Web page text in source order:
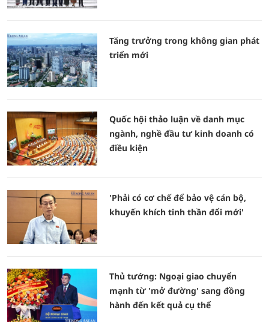
Tăng trưởng trong không gian phát
triển mới
Quốc hội thảo luận về danh mục
ngành, nghề đầu tư kinh doanh có
điều kiện
'Phải có cơ chế để bảo vệ cán bộ,
khuyến khích tinh thần đổi mới'
Thủ tướng: Ngoại giao chuyển
mạnh từ 'mở đường' sang đồng
hành đến kết quả cụ thể